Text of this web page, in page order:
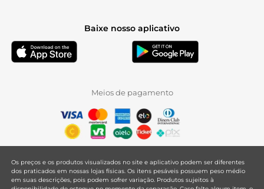
Baixe nosso aplicativo
Meios de pagamento
Os preços e os produtos visualizados no site e aplicativo podem ser diferentes
dos praticados em nossas lojas físicas. Os itens pesáveis possuem peso médio
em suas descrições, pois podem sofrer variação. Produtos sujeitos à